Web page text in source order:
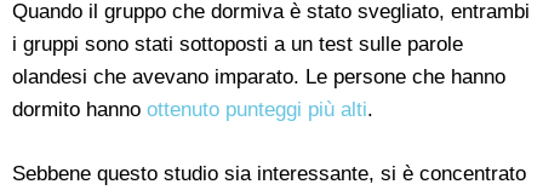
Quando il gruppo che dormiva è stato svegliato, entrambi
i gruppi sono stati sottoposti a un test sulle parole
olandesi che avevano imparato. Le persone che hanno
dormito hanno ottenuto punteggi più alti.
Sebbene questo studio sia interessante, si è concentrato